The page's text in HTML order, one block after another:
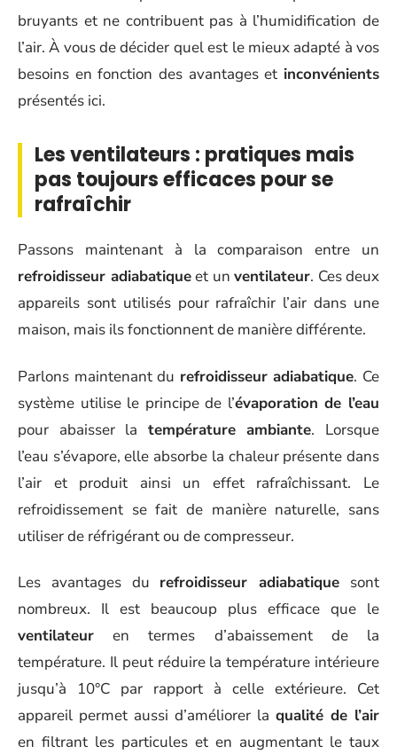
bruyants et ne contribuent pas à l’humidification de
l’air. À vous de décider quel est le mieux adapté à vos
besoins en fonction des avantages et inconvénients
présentés ici.
Les ventilateurs : pratiques mais
pas toujours efficaces pour se
rafraîchir
Passons maintenant à la comparaison entre un
refroidisseur adiabatiqueet un ventilateur. Ces deux
appareils sont utilisés pour rafraîchir l’air dans une
maison, mais ils fonctionnent de manière différente.
Parlons maintenant du refroidisseur adiabatique. Ce
système utilise le principe de l’évaporation de l’eau
pour abaisser la température ambiante. Lorsque
l’eau s’évapore, elle absorbe la chaleur présente dans
l’air et produit ainsi un effet rafraîchissant. Le
refroidissement se fait de manière naturelle, sans
utiliser de réfrigérant ou de compresseur.
Les avantages du refroidisseur adiabatique sont
nombreux. Il est beaucoup plus efficace que le
ventilateur en termes d’abaissement de la
température. Il peut réduire la température intérieure
jusqu’à 10°C par rapport à celle extérieure. Cet
appareil permet aussi d’améliorer la qualité de l’air
en filtrant les particules et en augmentant le taux